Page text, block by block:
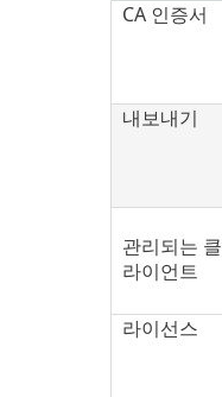
CA 인증서
내보내기
관리되는 클
라이언트
라이선스